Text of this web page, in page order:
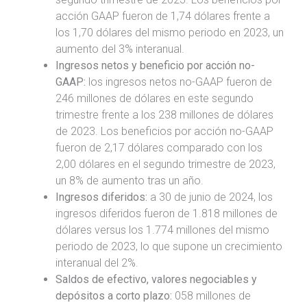
acción GAAP fueron de 1,74 dólares frente a
los 1,70 dólares del mismo periodo en 2023, un
aumento del 3% interanual.
Ingresos netos y beneficio por acción no-
GAAP: los ingresos netos no-GAAP fueron de
246 millones de dólares en este segundo
trimestre frente a los 238 millones de dólares
de 2023. Los beneficios por acción no-GAAP
fueron de 2,17 dólares comparado con los
2,00 dólares en el segundo trimestre de 2023,
un 8% de aumento tras un año.
Ingresos diferidos: a 30 de junio de 2024, los
ingresos diferidos fueron de 1.818 millones de
dólares versus los 1.774 millones del mismo
periodo de 2023, lo que supone un crecimiento
interanual del 2%.
Saldos de efectivo, valores negociables y
depósitos a corto plazo: 058 millones de